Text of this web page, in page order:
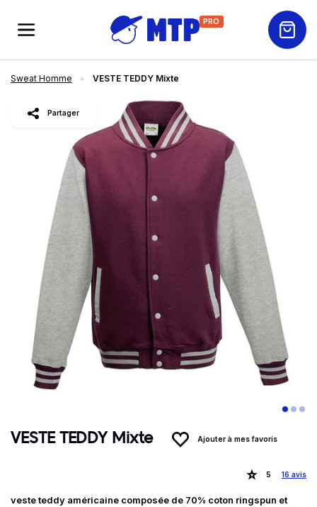
PRO
Sweat Homme VESTE TEDDY Mixte
VESTE TEDDY Mixte Ajouter à mes favoris
5 16 avis
veste teddy américaine composée de 70% coton ringspun et
Partager
slide1
MEILLEURE VENTE